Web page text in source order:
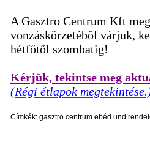
A Gasztro Centrum Kft
vonzáskörzetéből várjuk,
hétfőtől szombatig!
Kérjük, tekintse meg
(Régi étlapok
Címkék: gasztro centrum ebéd und